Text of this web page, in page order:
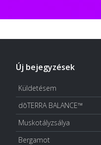
Új bejegyzések
Küldetésem
dōTERRA BALANCE™
Muskotályzsálya
Bergamot